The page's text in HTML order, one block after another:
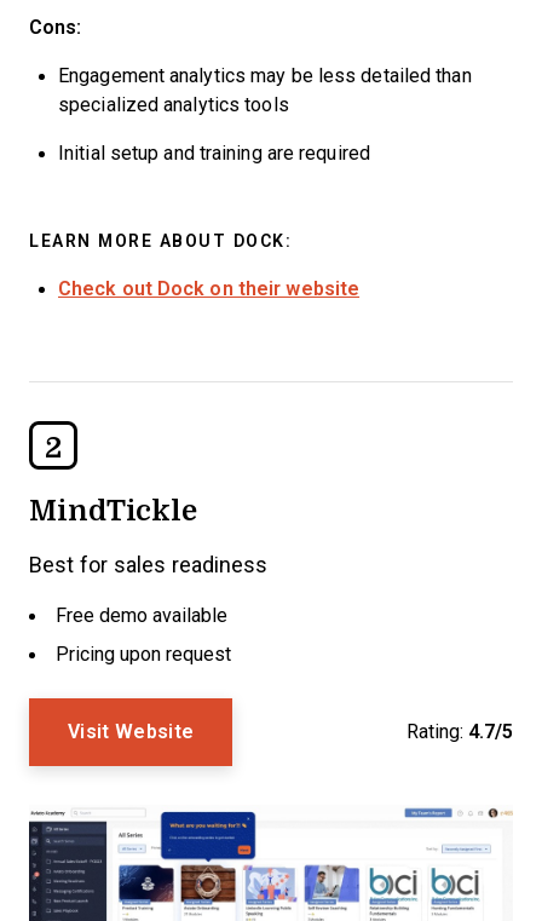
Cons:
Engagement analytics may be less detailed than
specialized analytics tools
Initial setup and training are required
LEARN MORE ABOUT DOCK:
Check out Dock on their website
2
MindTickle
Best for sales readiness
Free demo available
Pricing upon request
Visit Website Rating: 4.7/5